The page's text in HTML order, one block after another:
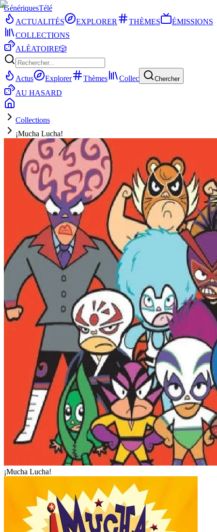
GénériquesTélé
ACTUALITÉS
EXPLORER THÈMES
ÉMISSIONS
COLLECTIONS
ALÉATOIRE🎲
Actus Explorer Thèmes Collec Chercher
AU HASARD
Collections
¡Mucha Lucha!
¡Mucha Lucha!